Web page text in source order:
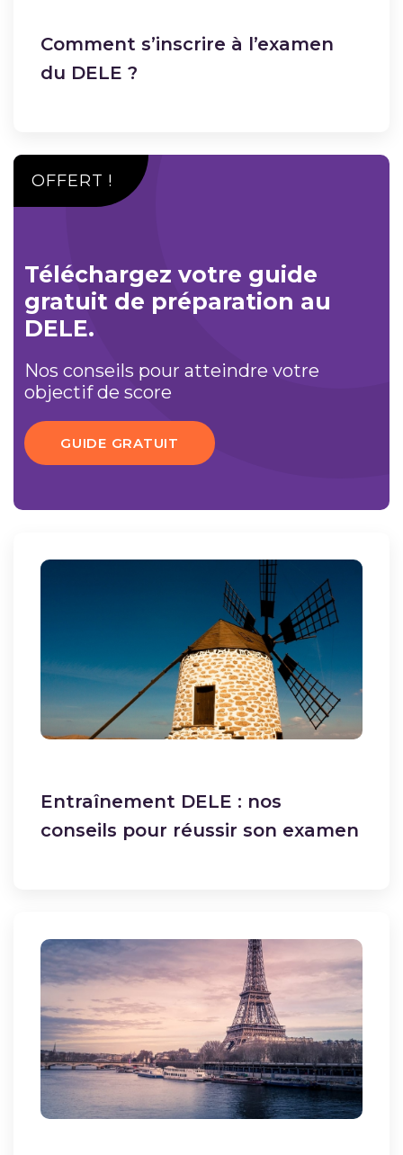
Comment s’inscrire à l’examen
du DELE ?
OFFERT !
Téléchargez votre guide
gratuit de préparation au
DELE.
Nos conseils pour atteindre votre
objectif de score
GUIDE GRATUIT
Entraînement DELE : nos
conseils pour réussir son examen